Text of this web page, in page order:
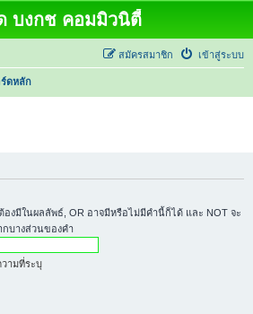
บงกช คอมมิวนิตี้
เข้าสู่ระบบ
สมัครสมาชิก
ดหลัก
องมีในผลลัพธ์, OR อาจมีหรือไม่มีคำนี้ก็ได้ และ NOT จะ
กบางส่วนของคำ
ามที่ระบุ